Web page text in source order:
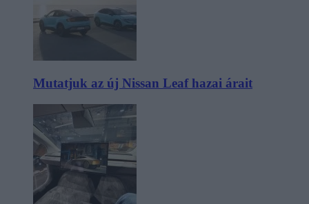
Mutatjuk az új Nissan Leaf hazai árait